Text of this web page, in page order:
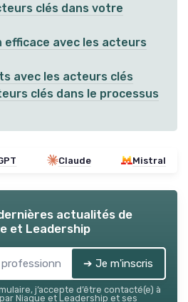
clés dans votre
efficace avec les acteurs
avec les acteurs clés
clés dans le processus
Claude Mistral
actualités de
et Leadership
➔ Je m'inscris
j’accepte d’être contacté(e) à
Niaque et Leadership et ses